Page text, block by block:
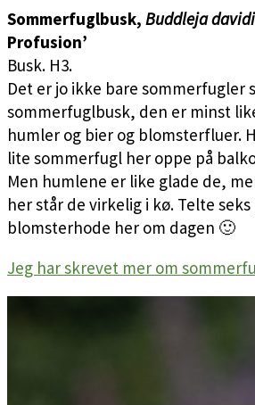
Sommerfuglbusk, Buddleja
Profusion’
Busk. H3.
Det er jo ikke bare sommerfugler
sommerfuglbusk, den er minst
humler og bier og blomsterfluer.
lite sommerfugl her oppe på
Men humlene er like glade de,
her står de virkelig i kø. Telte
blomsterhode her om dagen 🙂
Jeg har skrevet mer om